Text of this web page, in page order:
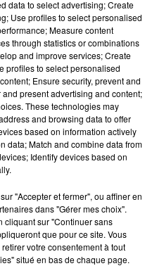
puisqu’avec le nom
que cet évènement va
certifiés AOP de France.
dégustations, show
il y aura la pâtissière
vu quelques vidéos avec
puisqu’elle a remporté le
monde en 2023 !
de l’article, vous avez donc
! Que demander de plus pour
E (Rosa parks)
data to select advertising; Create
Use profiles to select personalised
Measure content
through statistics or combinations
and improve services; Create
profiles to select personalised
Ensure security, prevent and
present advertising and content;
These technologies may
and browsing data to offer
based on information actively
data; Match and combine data from
Identify devices based on
"Accepter et fermer", ou affiner en
dans "Gérer mes choix".
cliquant sur "Continuer sans
que pour ce site. Vous
votre consentement à tout
situé en bas de chaque page.